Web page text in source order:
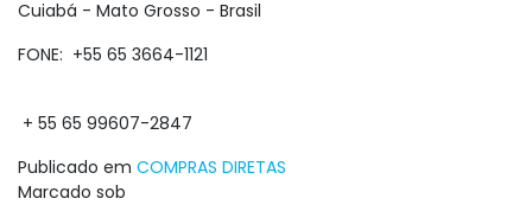
Cuiabá - Mato Grosso - Brasil
FONE: +55 65 3664-1121
+ 55 65 99607-2847
Publicado em COMPRAS DIRETAS
Marcado sob